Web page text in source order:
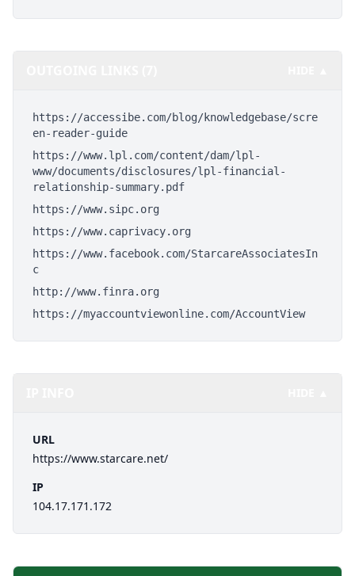
https://accessibe.com/blog/knowledgebase/scre
en-reader-guide
https://www.lpl.com/content/dam/lpl-
www/documents/disclosures/lpl-financial-
relationship-summary.pdf
https://www.sipc.org
https://www.caprivacy.org
https://www.facebook.com/StarcareAssociatesIn
c
http://www.finra.org
https://myaccountviewonline.com/AccountView
URL
https://www.starcare.net/
IP
104.17.171.172